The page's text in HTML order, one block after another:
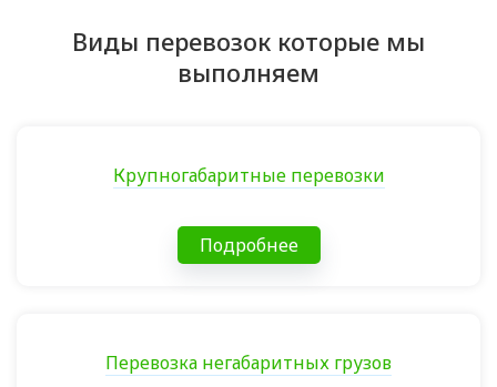
Виды перевозок которые мы
выполняем
Крупногабаритные перевозки
Подробнее
Перевозка негабаритных грузов